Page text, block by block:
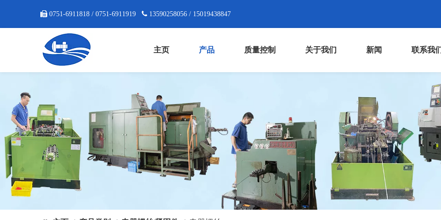
 0751-6911818 / 0751-6911919  13590258056 / 15019438847
主页 产品 质量控制 关于我们 新闻 联系我